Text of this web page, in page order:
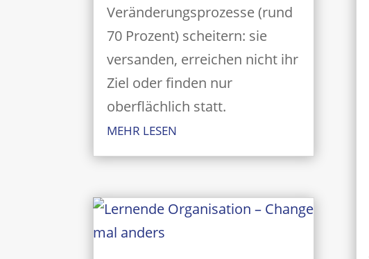
Veränderungsprozesse (rund
70 Prozent) scheitern: sie
versanden, erreichen nicht ihr
Ziel oder finden nur
oberflächlich statt.
MEHR LESEN